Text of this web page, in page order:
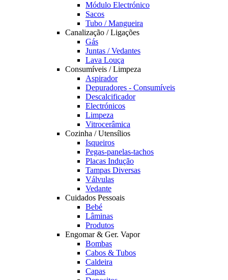
Módulo Electrónico
Sacos
Tubo / Mangueira
Canalização / Ligações
Gás
Juntas / Vedantes
Lava Louça
Consumíveis / Limpeza
Aspirador
Depuradores - Consumíveis
Descalcificador
Electrónicos
Limpeza
Vitrocerâmica
Cozinha / Utensílios
Isqueiros
Pegas-panelas-tachos
Placas Indução
Tampas Diversas
Válvulas
Vedante
Cuidados Pessoais
Bebé
Lâminas
Produtos
Engomar & Ger. Vapor
Bombas
Cabos & Tubos
Caldeira
Capas